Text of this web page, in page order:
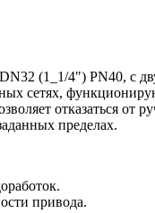
(1_1/4") PN40, с
сетях,
отказаться
пределах.
привода.